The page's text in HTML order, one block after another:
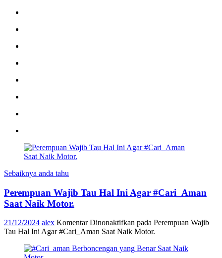
Sebaiknya anda tahu
Perempuan Wajib Tau Hal Ini Agar #Cari_Aman
Saat Naik Motor.
21/12/2024 alex Komentar Dinonaktifkan pada Perempuan Wajib
Tau Hal Ini Agar #Cari_Aman Saat Naik Motor.